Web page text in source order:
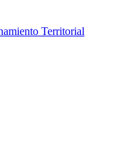
Territorial